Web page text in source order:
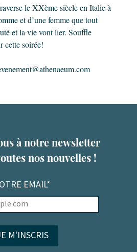
le XXème siècle en Italie à
et d’une femme que tout
et la vie vont lier. Souffle
cette soirée!
à notre newsletter
nos nouvelles !
EMAIL*